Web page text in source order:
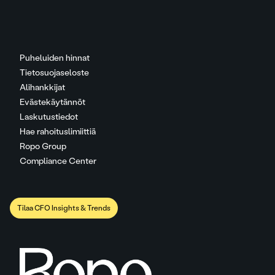
Puheluiden hinnat
Tietosuojaseloste
Alihankkijat
Evästekäytännöt
Laskutustiedot
Hae rahoituslimiittiä
Ropo Group
Compliance Center
Tilaa CFO Insights & Trends